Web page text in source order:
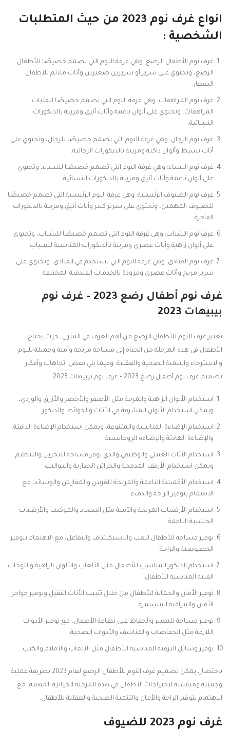
انواع غرف نوم 2023 من حيث المتطلبات
الشخصية :
غرف نوم الأطفال الرضع: وهي غرفة النوم التي تصمم خصيصًا للأطفال
الرضع، وتحتوي على سرير أو سريرين صغيرين وأثاث ملائم للأطفال
الصغار.
غرف نوم المراهقات: وهي غرفة النوم التي تصمم خصيصًا للفتيات
المراهقات، وتحتوي على ألوان ناعمة وأثاث أنيق ومزينة بالديكورات
النسائية.
غرف نوم الرجال: وهي غرفة النوم التي تصمم خصيصًا للرجال، وتحتوي على
أثاث بسيط وألوان داكنة ومزينة بالديكورات الرجالية.
غرف نوم النساء: وهي غرفة النوم التي تصمم خصيصًا للنساء، وتحتوي
على ألوان ناعمة وأثاث أنيق ومزينة بالديكورات النسائية.
غرف نوم الضيوف الرئيسية: وهي غرفة النوم الرئيسية التي تصمم خصيصًا
للضيوف المهمين، وتحتوي على سرير كبير وأثاث أنيق ومزينة بالديكورات
الفاخرة.
غرف نوم الشباب: وهي غرفة النوم التي تصمم خصيصًا للشباب، وتحتوي
على ألوان زاهية وأثاث عصري ومزينة بالديكورات المناسبة للشباب.
غرف نوم الفنادق: وهي غرفة النوم التي تستخدم في الفنادق، وتحتوي على
سرير مريح وأثاث عصري ومزودة بالخدمات الفندقية المختلفة.
غرف نوم أطفال رضع
غرف نوم
بيبيهات
تعتبر غرف النوم للأطفال الرضع من أهم الغرف في المنزل، حيث يحتاج
الأطفال في هذه المرحلة من الحياة إلى مساحة مريحة وآمنة وجميلة للنوم
والاسترخاء والتنمية الصحية والعقلية. وفيما يلي بعض اتجاهات وأفكار
تصميم غرف نوم أطفال رضع 2023 – غرف نوم بيبيهات 2023:
استخدام الألوان الزاهية والمرحة مثل الأصفر والأخضر والأزرق والوردي،
ويمكن استخدام الألوان المشرقة في الأثاث والحوائط والديكور.
استخدام الإضاءة المناسبة والمتنوعة، ويمكن استخدام الإضاءة الدافئة
والإضاءة الهادئة والإضاءة الرومانسية.
استخدام الأثاث العملي والوظيفي والذي يوفر مساحة للتخزين والتنظيم،
ويمكن استخدام الأرفف المدمجة والخزائن الجدارية والدواليب.
استخدام الأقمشة الناعمة والمريحة للفرش والمفارش والوسائد، مع
الاهتمام بتوفير الراحة والدفء.
استخدام الأرضيات المريحة والآمنة مثل السجاد والموكيت والأرضيات
الخشبية الناعمة.
توفير مساحة للأطفال للعب والاستكشاف والتفاعل، مع الاهتمام بتوفير
الخصوصية والراحة.
استخدام الديكور المناسب للأطفال مثل الألعاب والألوان الزاهية واللوحات
الفنية المناسبة للأطفال.
توفير الأمان والحماية للأطفال من خلال تثبيت الأثاث الثقيل وتوفير حواجز
الأمان والمراقبة المستمرة.
توفير مساحة للتغيير والحفاظ على نظافة الأطفال، مع توفير الأدوات
اللازمة مثل الحفاضات والمناشف والأدوات الصحية.
توفير وسائل الترفيه المناسبة للأطفال مثل الألعاب والأفلام والكتب.
باختصار، يمكن تصميم غرف النوم للأطفال الرضع لعام 2023 بطريقة عملية
وجميلة ومناسبة لاحتياجات الأطفال في هذه المرحلة الحياتية المهمة، مع
الاهتمام بتوفير الراحة والأمان والتنمية الصحية والعقلية للأطفال.
غرف نوم 2023 للضيوف